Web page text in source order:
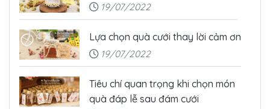
19/07/2022
Lựa chọn quà cưới thay lời cảm ơn
19/07/2022
Tiêu chí quan trọng khi chọn món
quà đáp lễ sau đám cưới